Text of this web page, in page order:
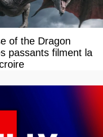
of the Dragon
passants filment la